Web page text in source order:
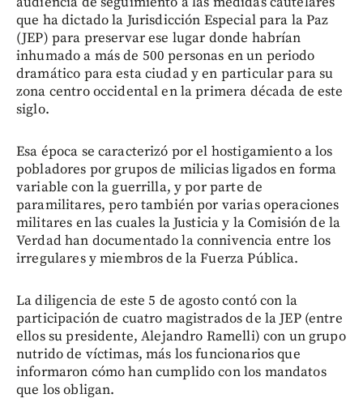
que ha dictado la Jurisdicción Especial para la Paz
(JEP) para preservar ese lugar donde habrían
inhumado a más de 500 personas en un periodo
dramático para esta ciudad y en particular para su
zona centro occidental en la primera década de este
siglo.
Esa época se caracterizó por el hostigamiento a los
pobladores por grupos de milicias ligados en forma
variable con la guerrilla, y por parte de
paramilitares, pero también por varias operaciones
militares en las cuales la Justicia y la Comisión de la
Verdad han documentado la connivencia entre los
irregulares y miembros de la Fuerza Pública.
La diligencia de este 5 de agosto contó con la
participación de cuatro magistrados de la JEP (entre
ellos su presidente, Alejandro Ramelli) con un grupo
nutrido de víctimas, más los funcionarios que
informaron cómo han cumplido con los mandatos
que los obligan.